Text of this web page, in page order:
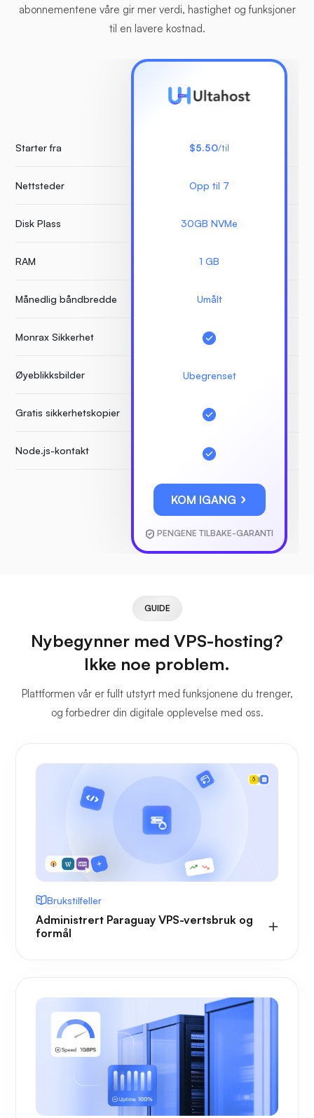
abonnementene våre gir mer verdi, hastighet og funksjoner
til en lavere kostnad.
Starter fra
Nettsteder
Disk Plass
RAM
Månedlig båndbredde
Monrax Sikkerhet
Øyeblikksbilder
Gratis sikkerhetskopier
Node.js-kontakt
$5.50/til
Opp til 7
30GB NVMe
1 GB
Umålt
Ubegrenset
KOM IGANG
PENGENE TILBAKE-GARANTI
GUIDE
Nybegynner med VPS-hosting?
Ikke noe problem.
Plattformen vår er fullt utstyrt med funksjonene du trenger,
og forbedrer din digitale opplevelse med oss.
Brukstilfeller
Administrert Paraguay VPS-vertsbruk og
formål